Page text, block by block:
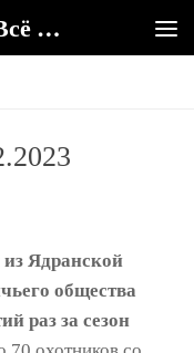
СЕРБСКИЕ ХРОНИКИ: Всё о Сербии
Ядранской
общества
раз за сезон